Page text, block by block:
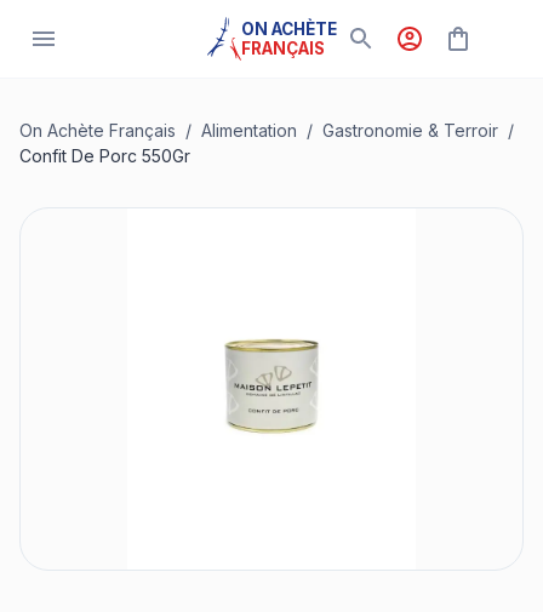
ON ACHÈTE
FRANÇAIS
On Achète Français / Alimentation / Gastronomie & Terroir /
Confit De Porc 550Gr